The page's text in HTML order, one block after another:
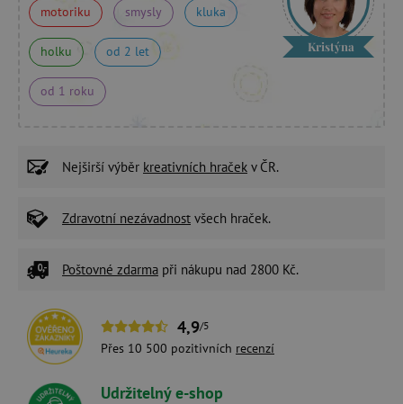
motoriku smysly kluka
holku od 2 let
od 1 roku
Kristýna
Nejširší výběr kreativních hraček v ČR.
Zdravotní nezávadnost všech hraček.
Poštovné zdarma při nákupu nad 2800 Kč.
4,9/5
Přes 10 500 pozitivních recenzí
Udržitelný e-shop